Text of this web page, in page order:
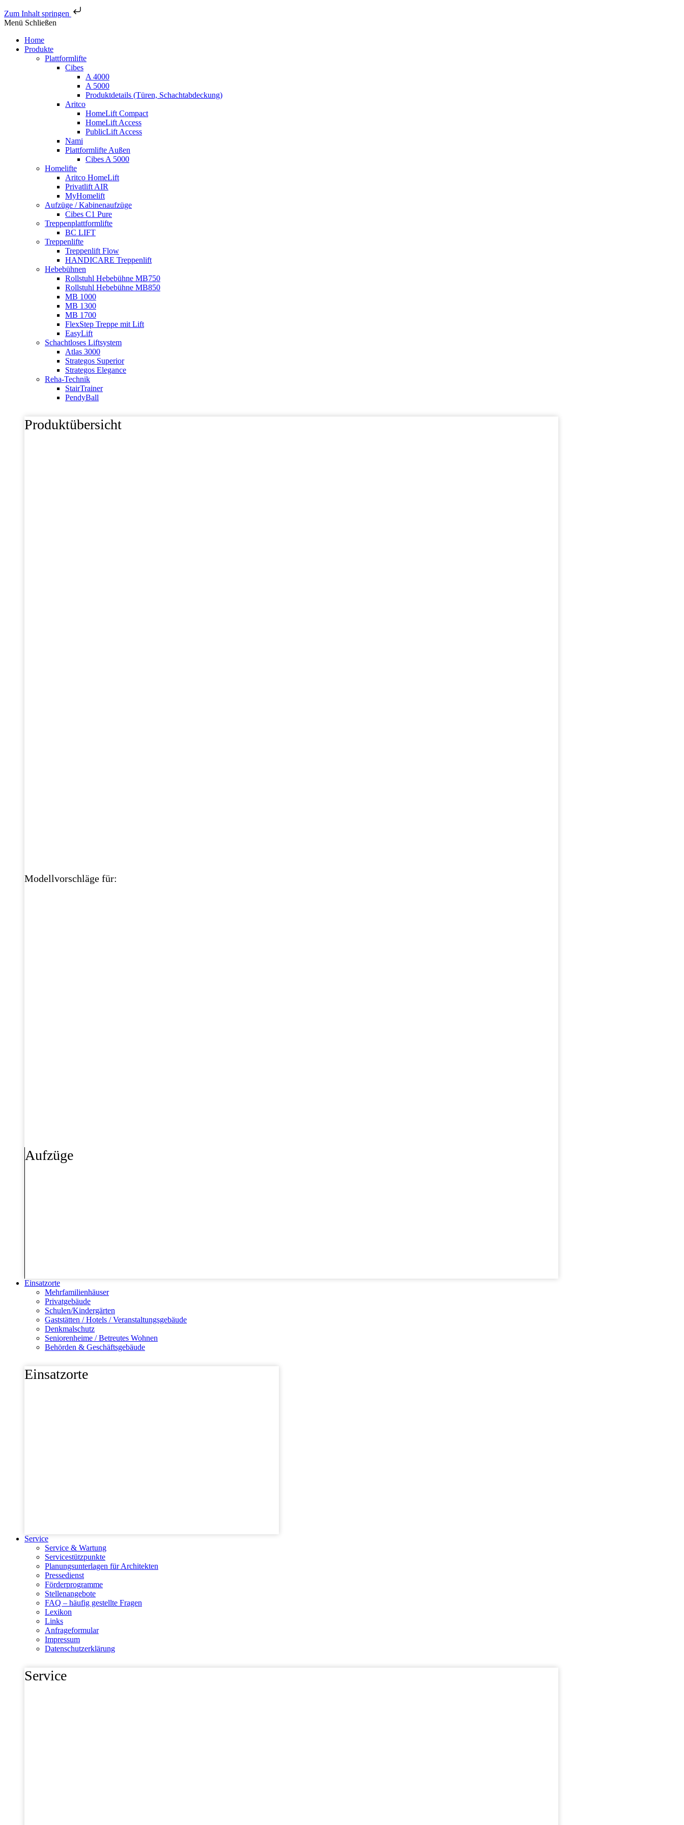
Zum Inhalt springen
Menü Schließen
Home
Produkte
Plattformlifte
Cibes
A 4000
A 5000
Produktdetails (Türen, Schachtabdeckung)
Aritco
HomeLift Compact
HomeLift Access
PublicLift Access
Nami
Plattformlifte Außen
Cibes A 5000
Homelifte
Aritco HomeLift
Privatlift AIR
MyHomelift
Aufzüge / Kabinenaufzüge
Cibes C1 Pure
Treppenplattformlifte
BC LIFT
Treppenlifte
Treppenlift Flow
HANDICARE Treppenlift
Hebebühnen
Rollstuhl Hebebühne MB750
Rollstuhl Hebebühne MB850
MB 1000
MB 1300
MB 1700
FlexStep Treppe mit Lift
EasyLift
Schachtloses Liftsystem
Atlas 3000
Strategos Superior
Strategos Elegance
Reha-Technik
StairTrainer
PendyBall
Produktübersicht
Modellvorschläge für:
Aufzüge
Einsatzorte
Mehrfamilienhäuser
Privatgebäude
Schulen/Kindergärten
Gaststätten / Hotels / Veranstaltungsgebäude
Denkmalschutz
Seniorenheime / Betreutes Wohnen
Behörden & Geschäftsgebäude
Einsatzorte
Service
Service & Wartung
Servicestützpunkte
Planungsunterlagen für Architekten
Pressedienst
Förderprogramme
Stellenangebote
FAQ – häufig gestellte Fragen
Lexikon
Links
Anfrageformular
Impressum
Datenschutzerklärung
Service